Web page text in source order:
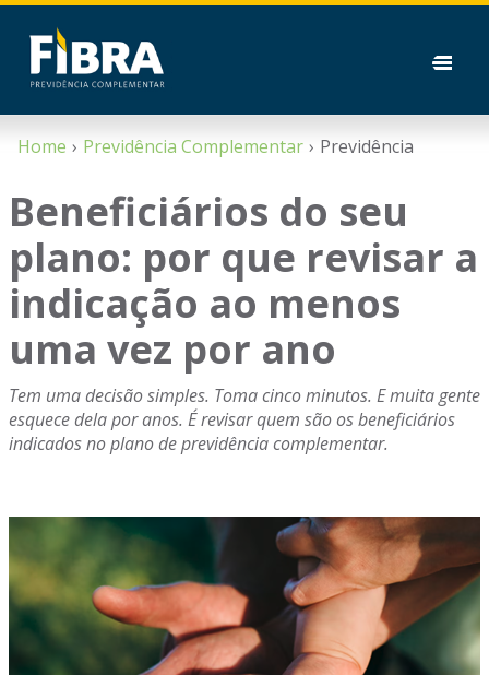
Home Previdência Complementar Previdência
Beneficiários do seu
plano: por que revisar a
indicação ao menos
uma vez por ano
Tem uma decisão simples. Toma cinco minutos. E muita gente
esquece dela por anos. É revisar quem são os beneficiários
indicados no plano de previdência complementar.